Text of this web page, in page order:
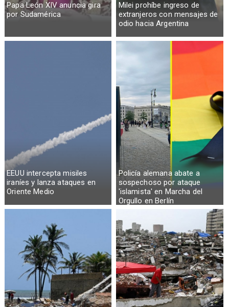
Papa León XIV anuncia gira
por Sudamérica
Milei prohíbe ingreso de
extranjeros con mensajes de
odio hacia Argentina
EEUU intercepta misiles
iraníes y lanza ataques en
Oriente Medio
Policía alemana abate a
sospechoso por ataque
'islamista' en Marcha del
Orgullo en Berlín